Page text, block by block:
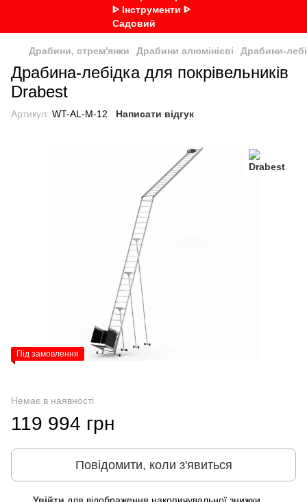
Драбини, стрем'янки Драбини алюмінієві Драбини-
Драбина-лебідка для покрівельників
Drabest
Артикул: WT-AL-M-12 Написати відгук
Під замовлення
Немає в наявності
119 994 грн
Повідомити, коли з'явиться
Увійти для відображення накопичувальної знижки